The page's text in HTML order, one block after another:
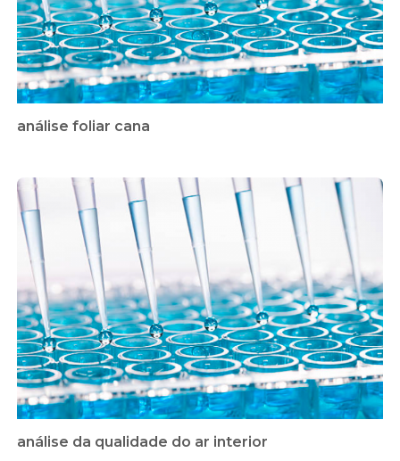
análise foliar cana
análise da qualidade do ar interior